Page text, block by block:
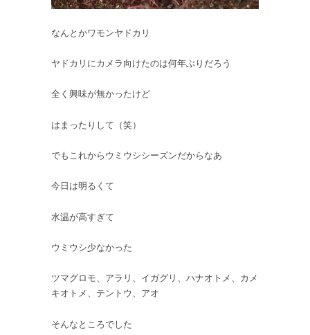
なんとかワモンヤドカリ
ヤドカリにカメラ向けたのは何年ぶりだろう
全く興味が無かったけど
はまったりして（笑）
でもこれからウミウシシーズンだからなあ
今日は明るくて
水温が高すぎて
ウミウシ少なかった
ツマグロモ、アラリ、イガグリ、ハナオトメ、カメ
キオトメ、テントウ、アオ
そんなところでした